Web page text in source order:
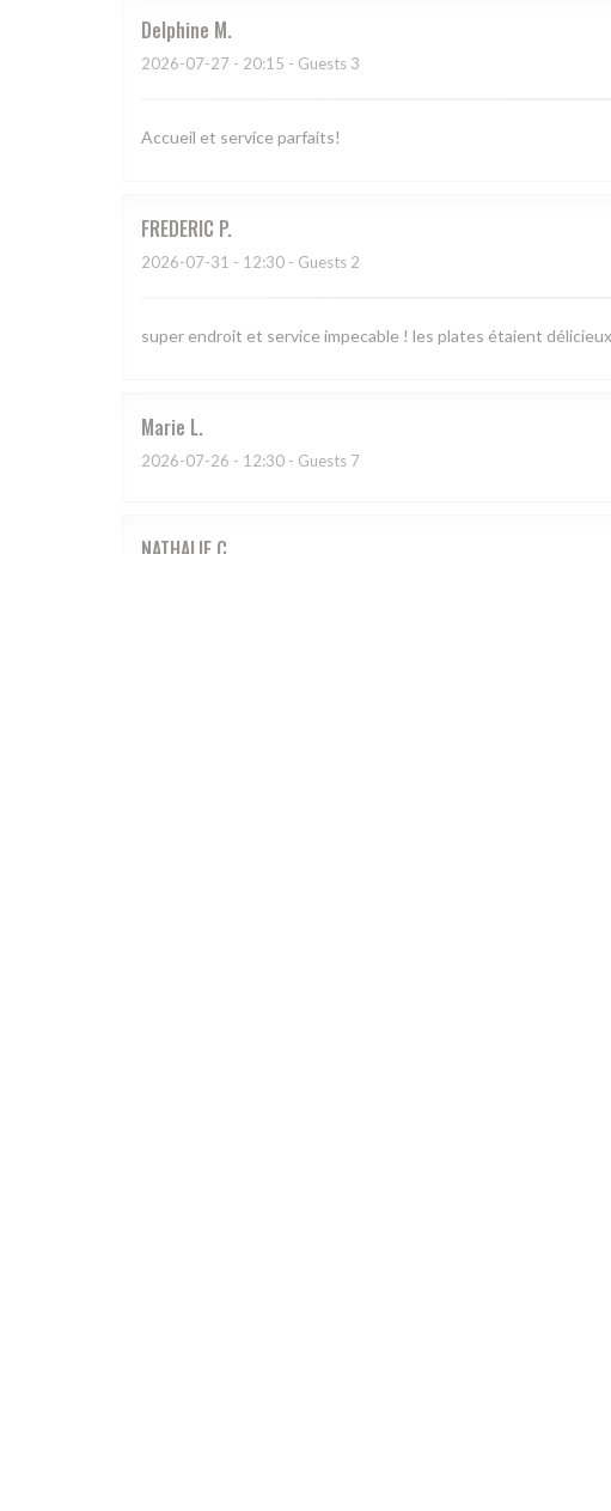
Delphine M
2026-07-27 - 20:15 - Guests 3
Accueil et service parfaits!
FREDERIC P
2026-07-31 - 12:30 - Guests 2
super endroit et service impecable ! les plates étaient délicieux
Marie L
2026-07-26 - 12:30 - Guests 7
NATHALIE C